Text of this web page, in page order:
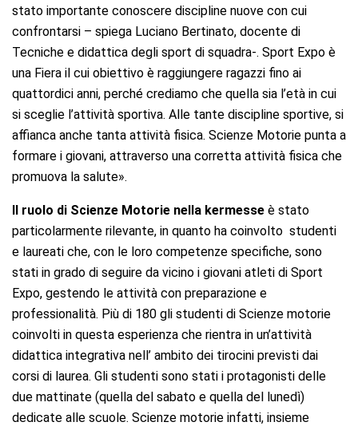
stato importante conoscere discipline nuove con cui
confrontarsi – spiega Luciano Bertinato, docente di
Tecniche e didattica degli sport di squadra-. Sport Expo è
una Fiera il cui obiettivo è raggiungere ragazzi fino ai
quattordici anni, perché crediamo che quella sia l’età in cui
si sceglie l’attività sportiva. Alle tante discipline sportive, si
affianca anche tanta attività fisica. Scienze Motorie punta a
formare i giovani, attraverso una corretta attività fisica che
promuova la salute».
Il ruolo di Scienze Motorie nella kermesse è stato
particolarmente rilevante, in quanto ha coinvolto studenti
e laureati che, con le loro competenze specifiche, sono
stati in grado di seguire da vicino i giovani atleti di Sport
Expo, gestendo le attività con preparazione e
professionalità. Più di 180 gli studenti di Scienze motorie
coinvolti in questa esperienza che rientra in un’attività
didattica integrativa nell’ ambito dei tirocini previsti dai
corsi di laurea. Gli studenti sono stati i protagonisti delle
due mattinate (quella del sabato e quella del lunedì)
dedicate alle scuole. Scienze motorie infatti, insieme